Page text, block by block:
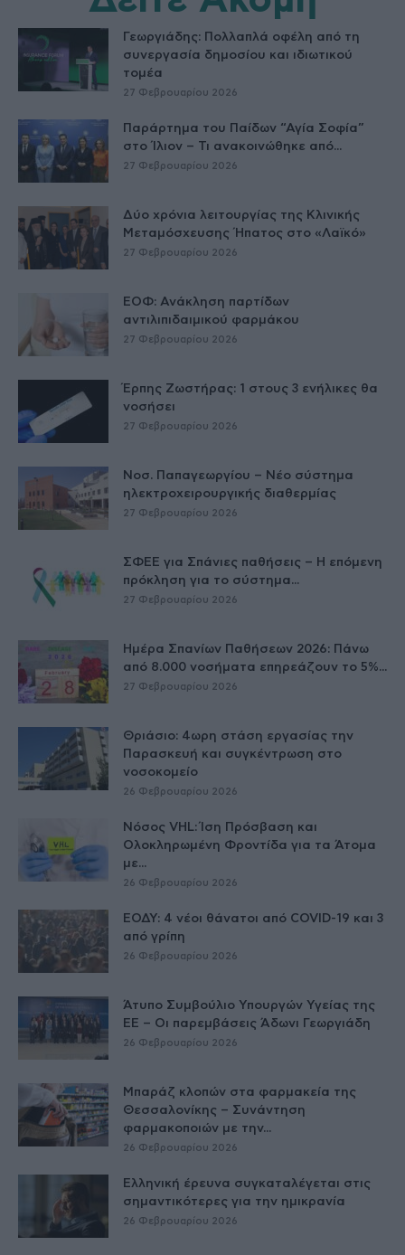
Γεωργιάδης: Πολλαπλά οφέλη από τη
συνεργασία δημοσίου και ιδιωτικού
τομέα
27 Φεβρουαρίου 2026
Παράρτημα του Παίδων “Αγία Σοφία”
στο Ίλιον – Τι ανακοινώθηκε από...
27 Φεβρουαρίου 2026
Δύο χρόνια λειτουργίας της Κλινικής
Μεταμόσχευσης Ήπατος στο «Λαϊκό»
27 Φεβρουαρίου 2026
ΕΟΦ: Ανάκληση παρτίδων
αντιλιπιδαιμικού φαρμάκου
27 Φεβρουαρίου 2026
Έρπης Ζωστήρας: 1 στους 3 ενήλικες θα
νοσήσει
27 Φεβρουαρίου 2026
Νοσ. Παπαγεωργίου – Νέο σύστημα
ηλεκτροχειρουργικής διαθερμίας
27 Φεβρουαρίου 2026
ΣΦΕΕ για Σπάνιες παθήσεις – Η επόμενη
πρόκληση για το σύστημα...
27 Φεβρουαρίου 2026
Ημέρα Σπανίων Παθήσεων 2026: Πάνω
από 8.000 νοσήματα επηρεάζουν το 5%...
27 Φεβρουαρίου 2026
Θριάσιο: 4ωρη στάση εργασίας την
Παρασκευή και συγκέντρωση στο
νοσοκομείο
26 Φεβρουαρίου 2026
Νόσος VHL: Ίση Πρόσβαση και
Ολοκληρωμένη Φροντίδα για τα Άτομα
με...
26 Φεβρουαρίου 2026
ΕΟΔΥ: 4 νέοι θάνατοι από COVID-19 και 3
από γρίπη
26 Φεβρουαρίου 2026
Άτυπο Συμβούλιο Υπουργών Υγείας της
ΕE – Οι παρεμβάσεις Άδωνι Γεωργιάδη
26 Φεβρουαρίου 2026
Μπαράζ κλοπών στα φαρμακεία της
Θεσσαλονίκης – Συνάντηση
φαρμακοποιών με την...
26 Φεβρουαρίου 2026
Ελληνική έρευνα συγκαταλέγεται στις
σημαντικότερες για την ημικρανία
26 Φεβρουαρίου 2026